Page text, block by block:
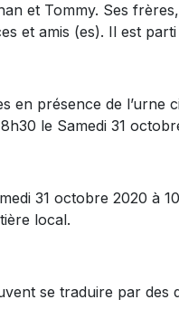
et Tommy. Ses
et amis (es). Il est
en présence de l’urne
le Samedi 31
31 octobre 2020 à
local.
se traduire par des